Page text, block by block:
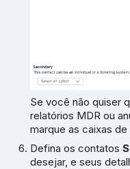
Se você não quiser
relatórios MDR ou
marque as caixas
Defina os contatos
desejar, e seus